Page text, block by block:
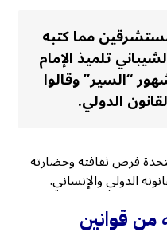
مما كتبه
تلميذ الإمام
“السير” وقالوا
الدولي.
فرض ثقافته وحضارته
الدولي والإنساني.
من قوانين